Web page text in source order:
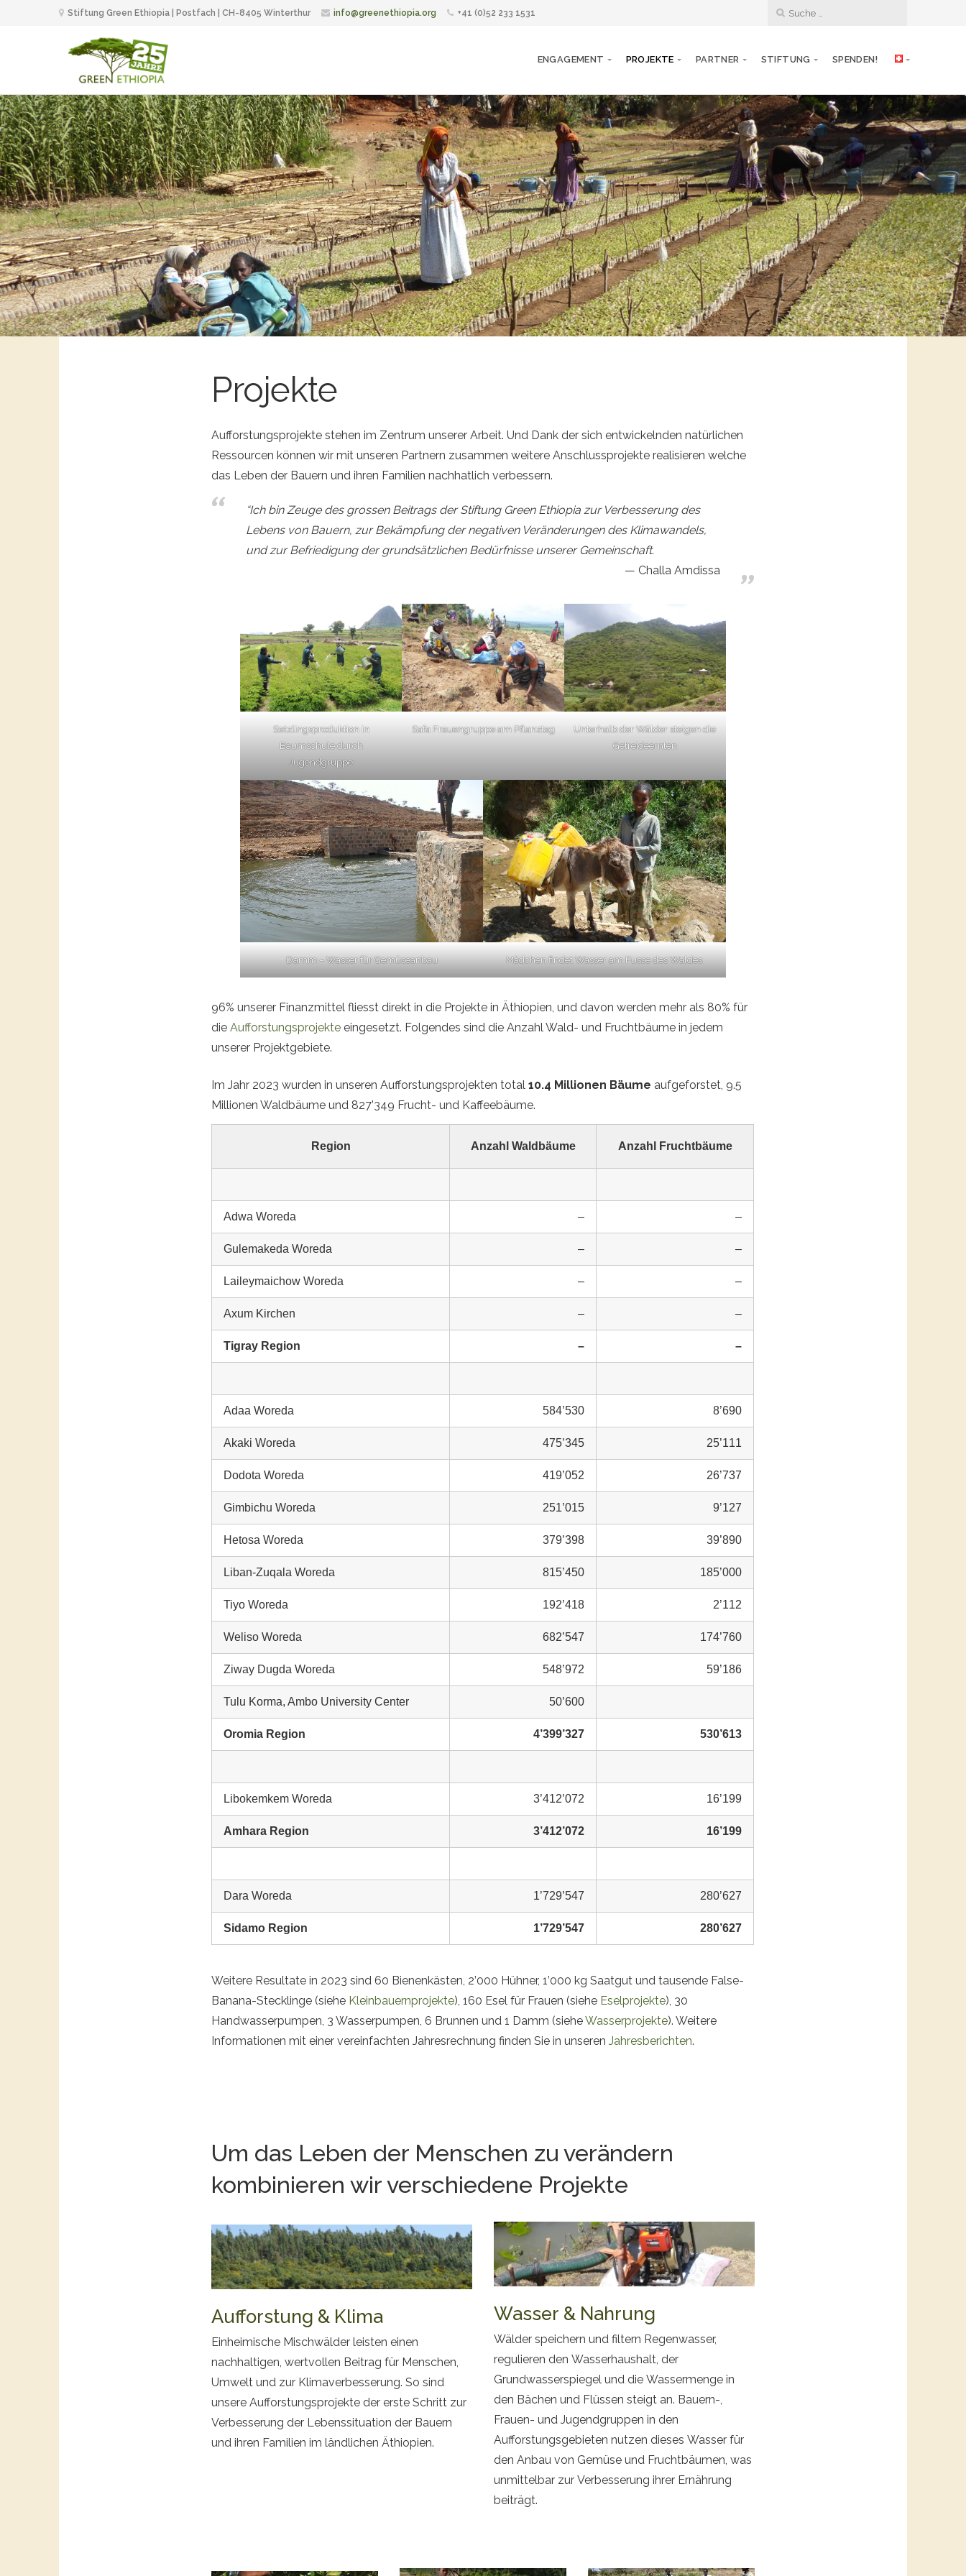
Stiftung Green Ethiopia | Postfach | CH-8405 Winterthur info@greenethiopia.org +41 (0)52 233 1531
ENGAGEMENT PROJEKTE PARTNER STIFTUNG SPENDEN!
Projekte
Aufforstungsprojekte stehen im Zentrum unserer Arbeit. Und Dank der sich entwickelnden natürlichen
Ressourcen können wir mit unseren Partnern zusammen weitere Anschlussprojekte realisieren welche
das Leben der Bauern und ihren Familien nachhatlich verbessern.
“Ich bin Zeuge des grossen Beitrags der Stiftung Green Ethiopia zur Verbesserung des
Lebens von Bauern, zur Bekämpfung der negativen Veränderungen des Klimawandels,
und zur Befriedigung der grundsätzlichen Bedürfnisse unserer Gemeinschaft.
Challa Amdissa
Setzlingsproduktion in
Baumschule durch
Jugendgruppe
Safa Frauengruppe am Pflanztag
Unterhalb der Wälder steigen die
Getreideernten
Damm – Wasser für Gemüseanbau Mädchen findet Wasser am Fusse des Waldes
96% unserer Finanzmittel fliesst direkt in die Projekte in Äthiopien, und davon werden mehr als 80% für
dieAufforstungsprojekte eingesetzt. Folgendes sind die Anzahl Wald- und Fruchtbäume in jedem
unserer Projektgebiete.
Im Jahr 2023 wurden in unseren Aufforstungsprojekten total10.4 Millionen Bäume aufgeforstet, 9.5
Millionen Waldbäume und 827’349 Frucht- und Kaffeebäume.
Region Anzahl Waldbäume Anzahl Fruchtbäume
Adwa Woreda – –
Gulemakeda Woreda – –
Laileymaichow Woreda – –
Axum Kirchen – –
Tigray Region – –
Adaa Woreda 584’530 8’690
Akaki Woreda 475’345 25’111
Dodota Woreda 419’052 26’737
Gimbichu Woreda 251’015 9’127
Hetosa Woreda 379’398 39’890
Liban-Zuqala Woreda 815’450 185’000
Tiyo Woreda 192’418 2’112
Weliso Woreda 682’547 174’760
Ziway Dugda Woreda 548’972 59’186
Tulu Korma, Ambo University Center 50’600
Oromia Region 4’399’327 530’613
Libokemkem Woreda 3’412’072 16’199
Amhara Region 3’412’072 16’199
Dara Woreda 1’729’547 280’627
Sidamo Region 1’729’547 280’627
Weitere Resultate in 2023 sind 60 Bienenkästen, 2’000 Hühner, 1’000 kg Saatgut und tausende False-
Banana-Stecklinge (siehe Kleinbauernprojekte), 160 Esel für Frauen (siehe Eselprojekte), 30
Handwasserpumpen, 3 Wasserpumpen, 6 Brunnen und 1 Damm (sieheWasserprojekte). Weitere
Informationen mit einer vereinfachten Jahresrechnung finden Sie in unserenJahresberichten.
Um das Leben der Menschen zu verändern
kombinieren wir verschiedene Projekte
Aufforstung & Klima
Einheimische Mischwälder leisten einen
nachhaltigen, wertvollen Beitrag für Menschen,
Umwelt und zur Klimaverbesserung. So sind
unsere Aufforstungsprojekte der erste Schritt zur
Verbesserung der Lebenssituation der Bauern
und ihren Familien im ländlichen Äthiopien.
Wasser & Nahrung
Wälder speichern und filtern Regenwasser,
regulieren den Wasserhaushalt, der
Grundwasserspiegel und die Wassermenge in
den Bächen und Flüssen steigt an. Bauern-,
Frauen- und Jugendgruppen in den
Aufforstungsgebieten nutzen dieses Wasser für
den Anbau von Gemüse und Fruchtbäumen, was
unmittelbar zur Verbesserung ihrer Ernährung
beiträgt.